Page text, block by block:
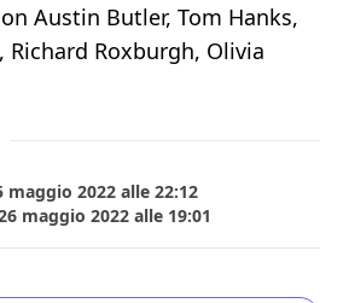
Austin Butler, Tom Hanks,
Richard Roxburgh, Olivia
maggio 2022 alle 22:12
maggio 2022 alle 19:01